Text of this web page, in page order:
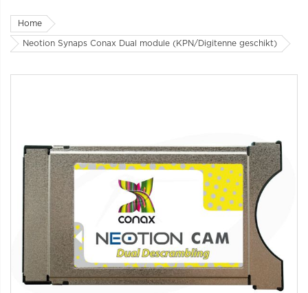
Home
Neotion Synaps Conax Dual module (KPN/Digitenne geschikt)